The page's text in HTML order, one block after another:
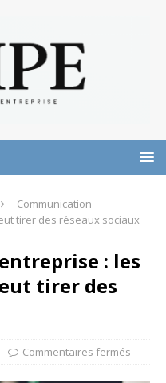
Communication
tirer des réseaux sociaux
: les
tirer des
Commentaires fermés